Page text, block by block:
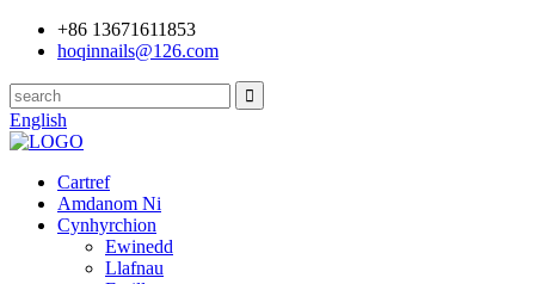
+86 13671611853
hoqinnails@126.com
English
Cartref
Amdanom Ni
Cynhyrchion
Ewinedd
Llafnau